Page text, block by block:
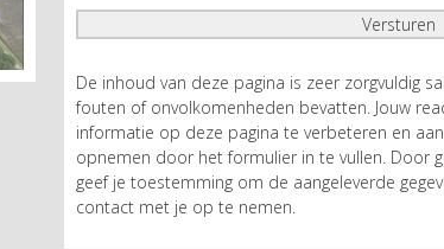
De inhoud van deze pagina is zeer zorgvuldig
fouten of onvolkomenheden bevatten. Jouw
informatie op deze pagina te verbeteren en
opnemen door het formulier in te vullen. Door
geef je toestemming om de aangeleverde
contact met je op te nemen.